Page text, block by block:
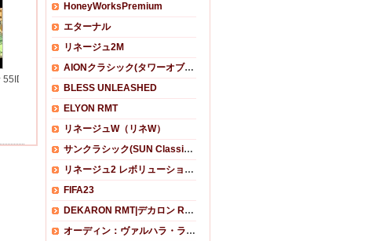
HoneyWorksPremium
エターナル
リネージュ2M
AIONクラシック(タワーオブアイオンクラシック)
BLESS UNLEASHED
ELYON RMT
リネージュW（リネW）
サンクラシック(SUN Classic) RMT
リネージュ2 レボリューション RMT
FIFA23
DEKARON RMT|デカロン RMT
オーディン：ヴァルハラ・ライジング RMT